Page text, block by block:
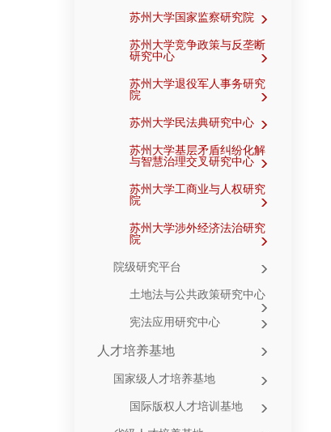
苏州大学国家监察研究院
苏州大学竞争政策与反垄断
研究中心
苏州大学退役军人事务研究
院
苏州大学民法典研究中心
苏州大学基层矛盾纠纷化解
与智慧治理交叉研究中心
苏州大学工商业与人权研究
院
苏州大学涉外经济法治研究
院
院级研究平台
土地法与公共政策研究中心
宪法应用研究中心
人才培养基地
国家级人才培养基地
国际版权人才培训基地